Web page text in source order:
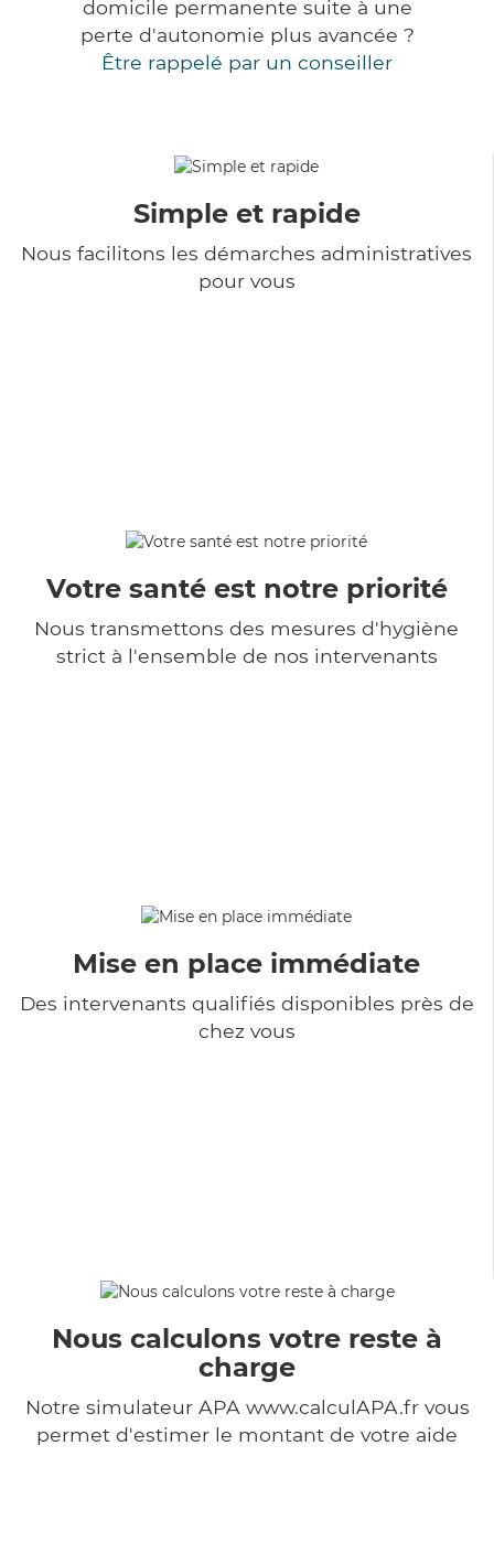
domicile permanente suite à une
perte d'autonomie plus avancée ?
Être rappelé par un conseiller
Simple et rapide
Nous facilitons les démarches administratives
pour vous
Votre santé est notre priorité
Nous transmettons des mesures d'hygiène
strict à l'ensemble de nos intervenants
Mise en place immédiate
Des intervenants qualifiés disponibles près de
chez vous
Nous calculons votre reste à
charge
Notre simulateur APA www.calculAPA.fr vous
permet d'estimer le montant de votre aide